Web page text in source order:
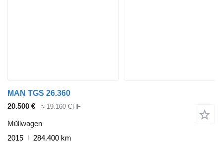
MAN TGS 26.360
20.500 €
≈ 19.160 CHF
Müllwagen
2015
284.400 km